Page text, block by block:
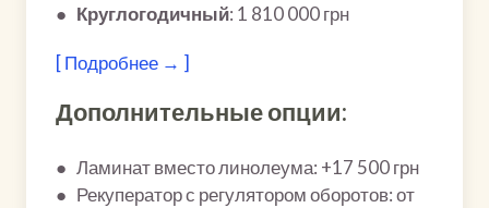
● Круглогодичный: 1 810 000 грн
[ Подробнее → ]
Дополнительные опции:
● Ламинат вместо линолеума: +17 500 грн
● Рекуператор с регулятором оборотов: от